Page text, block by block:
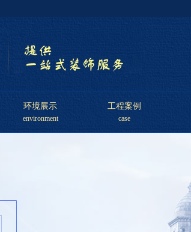
环境展示
environment
工程案例
case